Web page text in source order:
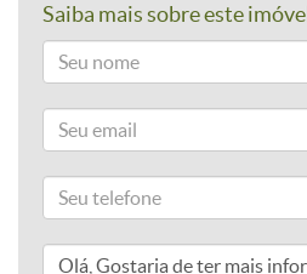
Saiba mais sobre este imóvel